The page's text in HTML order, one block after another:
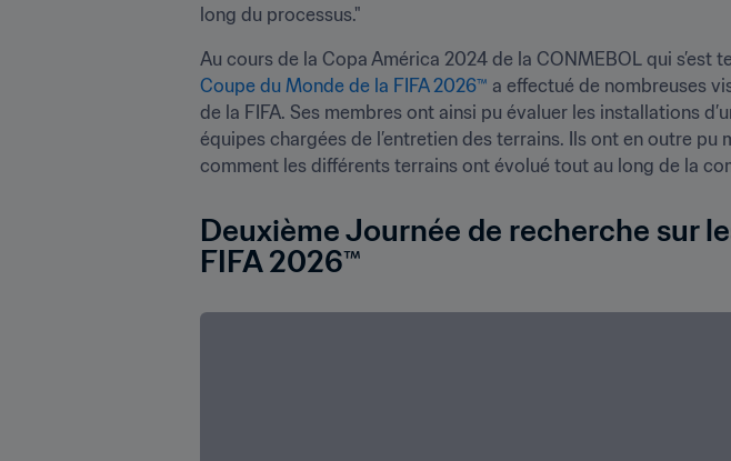
long du processus."
Coupe du Monde de la FIFA 2026™ a effectué de nombreuses
de la FIFA. Ses membres ont ainsi pu évaluer les installations
équipes chargées de l’entretien des terrains. Ils ont en outre
comment les différents terrains ont évolué tout au long de la
Deuxième Journée de recherche sur
FIFA 2026™